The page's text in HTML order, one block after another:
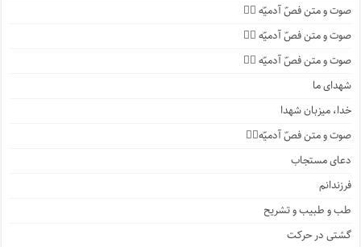
صوت و متن فصّ آدمیّه ۴️⃣
صوت و متن فصّ آدمیّه ۳️⃣
صوت و متن فصّ آدمیّه ۲️⃣
شهدای ما
خدا، میزبان شهدا
صوت و متن فصّ آدمیّه۱️⃣
دعای مستجاب
فرزندانم
طب و طبیب و تشریح
گشتی در حرکت